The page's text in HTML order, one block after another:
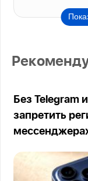
Без Telegram
запретить